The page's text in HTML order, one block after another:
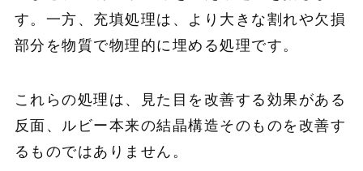
す。一方、充填処理は、より大きな割れや欠損
部分を物質で物理的に埋める処理です。
これらの処理は、見た目を改善する効果がある
反面、ルビー本来の結晶構造そのものを改善す
るものではありません。